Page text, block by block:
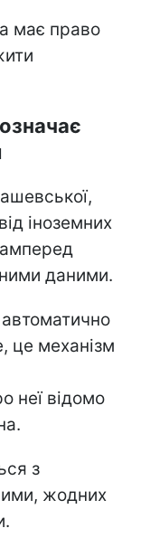
має право
іноземних
даними.
це механізм
неї відомо
з
жодних